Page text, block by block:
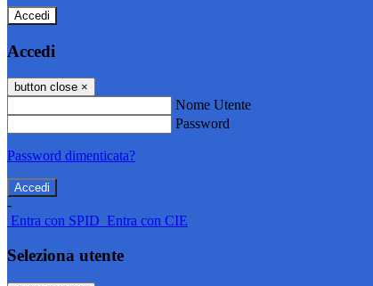
Accedi
Accedi
button close ×
Nome Utente
Password
Password dimenticata?
-
Entra con SPID Entra con CIE
Seleziona utente